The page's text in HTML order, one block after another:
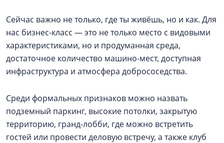
Сейчас важно не только, где ты живёшь, но и как. Для
нас бизнес-класс — это не только место с видовыми
характеристиками, но и продуманная среда,
достаточное количество машино-мест, доступная
инфраструктура и атмосфера добрососедства.
Среди формальных признаков можно назвать
подземный паркинг, высокие потолки, закрытую
территорию, гранд-лобби, где можно встретить
гостей или провести деловую встречу, а также клуб